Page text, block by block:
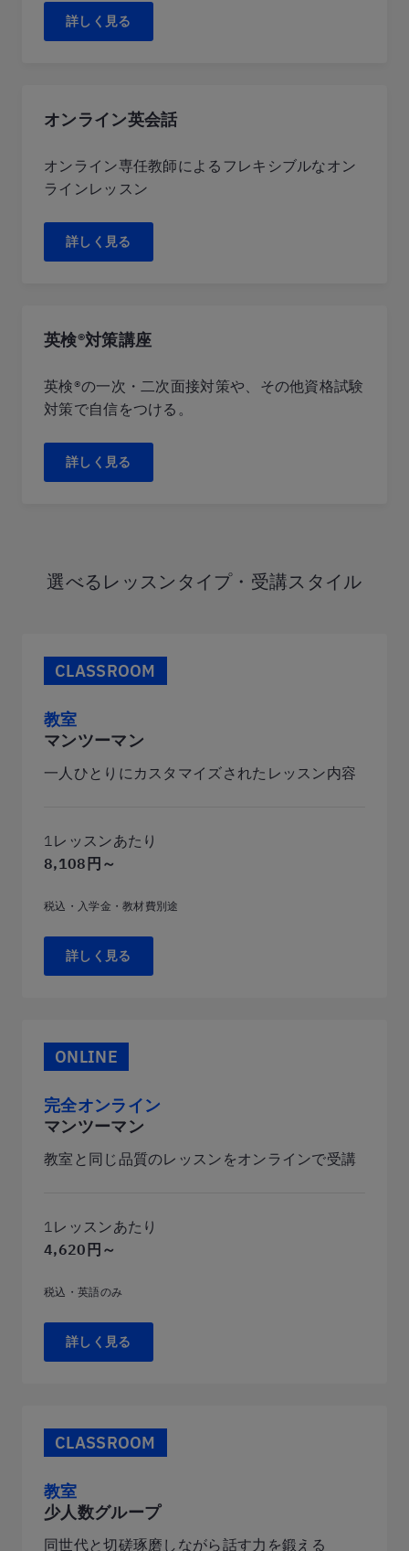
詳しく見る
オンライン英会話
オンライン専任教師によるフレキシブルなオン
ラインレッスン
詳しく見る
英検®対策講座
英検®の一次・二次面接対策や、その他資格試験
対策で自信をつける。
詳しく見る
選べるレッスンタイプ・受講スタイル
CLASSROOM
教室
マンツーマン
一人ひとりにカスタマイズされたレッスン内容
1レッスンあたり
8,108円～
税込・入学金・教材費別途
詳しく見る
ONLINE
完全オンライン
マンツーマン
教室と同じ品質のレッスンをオンラインで受講
1レッスンあたり
4,620円～
税込・英語のみ
詳しく見る
CLASSROOM
教室
少人数グループ
同世代と切磋琢磨しながら話す力を鍛える